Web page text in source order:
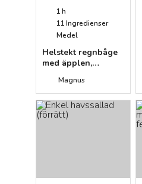
1 h
11Ingredienser
Medel
Helstekt regnbåge
med äpplen,
yoghurt
Magnus